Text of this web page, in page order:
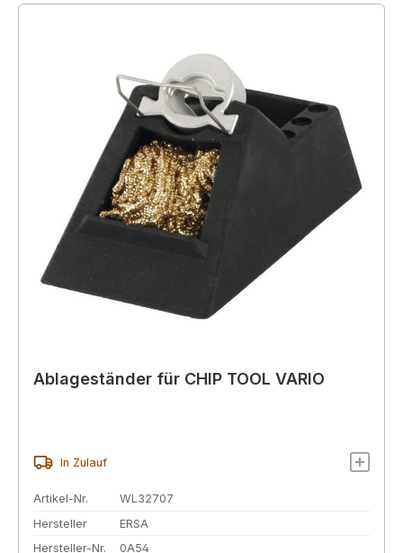
Ablageständer für CHIP TOOL VARIO
In Zulauf
Artikel-Nr.
WL32707
Hersteller
ERSA
Hersteller-Nr.
0A54